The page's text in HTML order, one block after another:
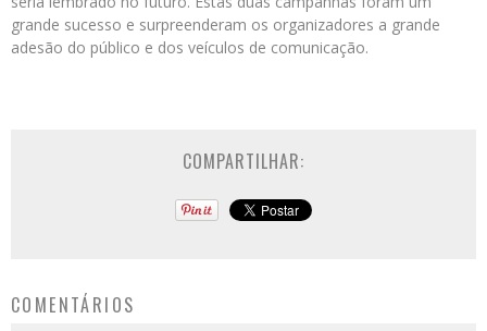
grande sucesso e surpreenderam os organizadores a grande
adesão do público e dos veículos de comunicação.
COMPARTILHAR:
COMENTÁRIOS